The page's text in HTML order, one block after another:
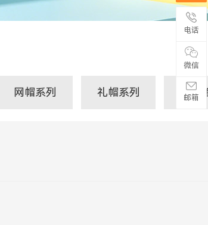
网帽系列 礼帽系列 JS-
电话
微信
邮箱